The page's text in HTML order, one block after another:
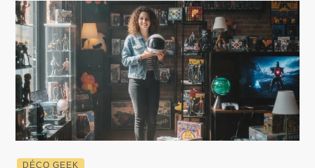
DÉCO GEEK